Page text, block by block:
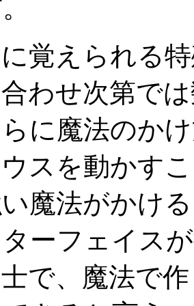
覚えられる
わせ次第で
に魔法のか
スを動かす
魔法がかけ
ーフェイス
で、魔法で